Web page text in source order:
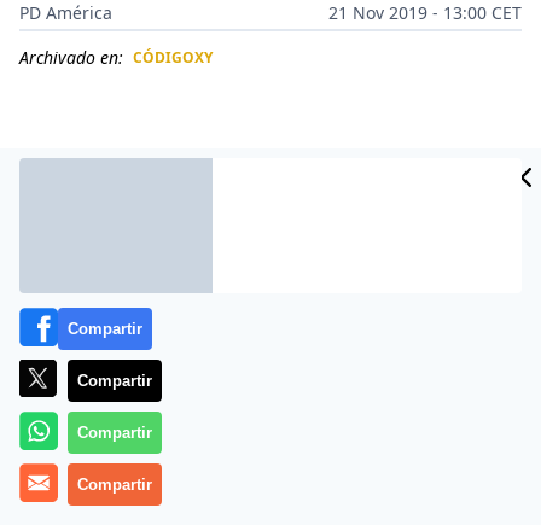
PD América
21 Nov 2019 - 13:00 CET
Archivado en: CÓDIGOXY
Más información
Compartir
Compartir
Compartir
Compartir